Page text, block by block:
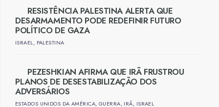
RESISTÊNCIA PALESTINA ALERTA QUE
DESARMAMENTO PODE REDEFINIR FUTURO
POLÍTICO DE GAZA
ISRAEL, PALESTINA
PEZESHKIAN AFIRMA QUE IRÃ FRUSTROU
PLANOS DE DESESTABILIZAÇÃO DOS
ADVERSÁRIOS
ESTADOS UNIDOS DA AMÉRICA, GUERRA, IRÃ, ISRAEL